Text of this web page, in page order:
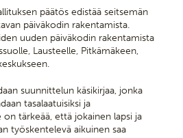
päätös edistää seitsemän
päiväkodin rakentamista.
uuden päiväkodin rakentamista
Lausteelle, Pitkämäkeen,
suunnittelun käsikirjaa, jonka
tasalaatuisiksi ja
on tärkeää, että jokainen lapsi ja
työskentelevä aikuinen saa